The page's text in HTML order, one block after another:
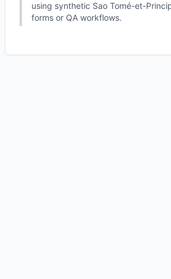
using synthetic Sao Tomé-et-
forms or QA workflows.